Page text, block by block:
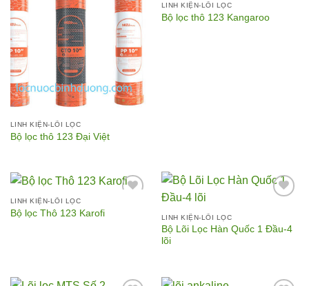
Add to
Wishlist
LINH KIỆN-LÕI LỌC
Bộ lọc thô 123 Đại Việt
LINH KIỆN-LÕI LỌC
Bộ lọc thô 123 Kangaroo
LINH KIỆN-LÕI LỌC
Bộ lọc Thô 123 Karofi
Add to
LINH KIỆN-LÕI LỌC
Bộ Lõi Lọc Hàn Quốc 1 Đầu-4
lõi